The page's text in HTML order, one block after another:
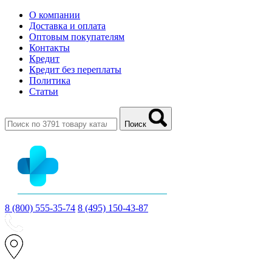
О компании
Доставка и оплата
Оптовым покупателям
Контакты
Кредит
Кредит без переплаты
Политика
Статьи
Поиск
8 (800) 555-35-74 8 (495) 150-43-87